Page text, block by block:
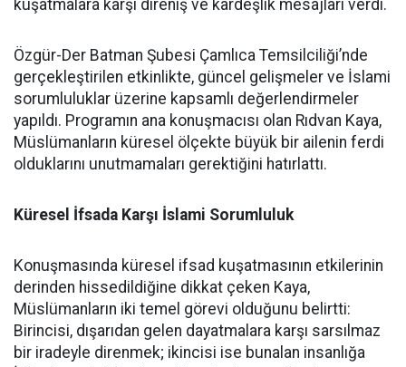
kuşatmalara karşı direniş ve kardeşlik mesajları verdi.
Özgür-Der Batman Şubesi Çamlıca Temsilciliği’nde
gerçekleştirilen etkinlikte, güncel gelişmeler ve İslami
sorumluluklar üzerine kapsamlı değerlendirmeler
yapıldı. Programın ana konuşmacısı olan Rıdvan Kaya,
Müslümanların küresel ölçekte büyük bir ailenin ferdi
olduklarını unutmamaları gerektiğini hatırlattı.
Küresel İfsada Karşı İslami Sorumluluk
Konuşmasında küresel ifsad kuşatmasının etkilerinin
derinden hissedildiğine dikkat çeken Kaya,
Müslümanların iki temel görevi olduğunu belirtti:
Birincisi, dışarıdan gelen dayatmalara karşı sarsılmaz
bir iradeyle direnmek; ikincisi ise bunalan insanlığa